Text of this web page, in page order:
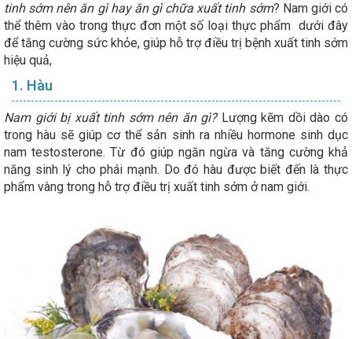
tinh sớm nên ăn gì hay ăn gì chữa xuất tinh sớm? Nam giới có
thể thêm vào trong thực đơn một số loại thực phẩm dưới đây
để tăng cường sức khỏe, giúp hỗ trợ điều trị bệnh xuất tinh sớm
hiệu quả,
1. Hàu
Nam giới bị xuất tinh sớm nên ăn gì? Lượng kẽm dồi dào có
trong hàu sẽ giúp cơ thể sản sinh ra nhiều hormone sinh dục
nam testosterone. Từ đó giúp ngăn ngừa và tăng cường khả
năng sinh lý cho phái mạnh. Do đó hàu được biết đến là thực
phẩm vàng trong hỗ trợ điều trị xuất tinh sớm ở nam giới.